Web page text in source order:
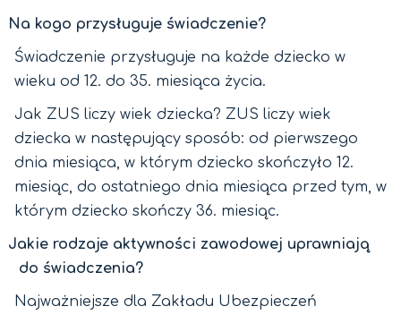
Na kogo przysługuje świadczenie?
Świadczenie przysługuje na każde dziecko w
wieku od 12. do 35. miesiąca życia.
Jak ZUS liczy wiek dziecka? ZUS liczy wiek
dziecka w następujący sposób: od pierwszego
dnia miesiąca, w którym dziecko skończyło 12.
miesiąc, do ostatniego dnia miesiąca przed tym, w
którym dziecko skończy 36. miesiąc.
Jakie rodzaje aktywności zawodowej uprawniają
do świadczenia?
Najważniejsze dla Zakładu Ubezpieczeń